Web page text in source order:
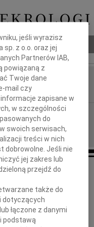
Ojciec, Dziadek i Pradziadek
we Lwowie
i prawy Człowiek
jeśli wyrazisz
sp. z o.o. oraz jej
Partnerów IAB,
powiązaną z
Twoje dane
mail czy
zapisane w
w szczególności
do
swoich serwisach,
treści w nich
dobrowolne. Jeśli nie
jej zakres lub
przejdź do
także do
dotyczących
łączone z danymi
podstawą